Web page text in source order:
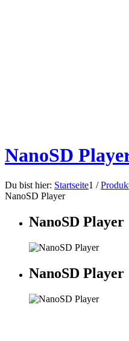
NanoSD
Du bist hier: Startseite1 /
NanoSD Player
NanoSD Player
NanoSD Player